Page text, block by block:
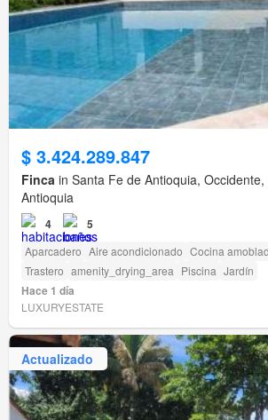
$ 3.424.289.847
Finca in Santa Fe de Antioquia,
Antioquia
4 5
Aparcadero Aire acondicionado Cocina
Trastero amenity_drying_area Piscina Jardín
Hace 1 día
LUXURYESTATE
Actualizado